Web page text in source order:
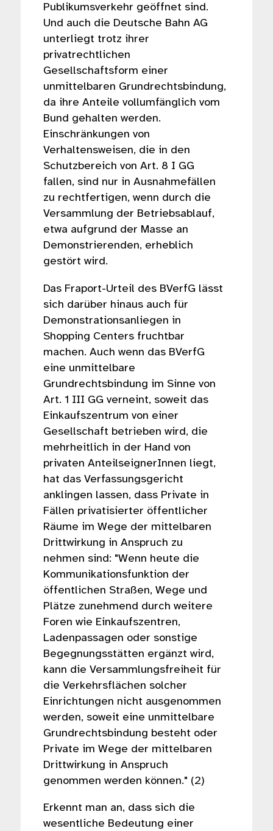
Publikumsverkehr geöffnet sind.
Und auch die Deutsche Bahn AG
unterliegt trotz ihrer
privatrechtlichen
Gesellschaftsform einer
unmittelbaren Grundrechtsbindung,
da ihre Anteile vollumfänglich vom
Bund gehalten werden.
Einschränkungen von
Verhaltensweisen, die in den
Schutzbereich von Art. 8 I GG
fallen, sind nur in Ausnahmefällen
zu rechtfertigen, wenn durch die
Versammlung der Betriebsablauf,
etwa aufgrund der Masse an
Demonstrierenden, erheblich
gestört wird.
Das Fraport-Urteil des BVerfG lässt
sich darüber hinaus auch für
Demonstrationsanliegen in
Shopping Centers fruchtbar
machen. Auch wenn das BVerfG
eine unmittelbare
Grundrechtsbindung im Sinne von
Art. 1 III GG verneint, soweit das
Einkaufszentrum von einer
Gesellschaft betrieben wird, die
mehrheitlich in der Hand von
privaten AnteilseignerInnen liegt,
hat das Verfassungsgericht
anklingen lassen, dass Private in
Fällen privatisierter öffentlicher
Räume im Wege der mittelbaren
Drittwirkung in Anspruch zu
nehmen sind: "Wenn heute die
Kommunikationsfunktion der
öffentlichen Straßen, Wege und
Plätze zunehmend durch weitere
Foren wie Einkaufszentren,
Ladenpassagen oder sonstige
Begegnungsstätten ergänzt wird,
kann die Versammlungsfreiheit für
die Verkehrsflächen solcher
Einrichtungen nicht ausgenommen
werden, soweit eine unmittelbare
Grundrechtsbindung besteht oder
Private im Wege der mittelbaren
Drittwirkung in Anspruch
genommen werden können." (2)
Erkennt man an, dass sich die
wesentliche Bedeutung einer